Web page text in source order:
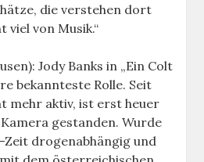
die verstehen dort
viel von Musik.“
Jody Banks in „Ein Colt
bekannteste Rolle. Seit
mehr aktiv, ist erst heuer
gestanden. Wurde
Zeit drogenabhängig und